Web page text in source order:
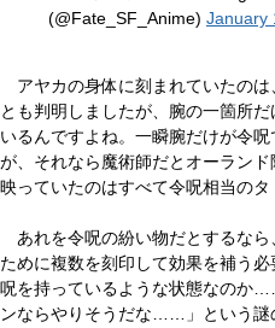
(@Fate_SF_Anime) January
アヤカの身体に刻まれていたのは
とも判明しましたが、腕の一箇所
いるんですよね。一瞬腕だけが令
が、それなら魔術師だとオーラン
映っていたのはすべて令呪相当のタ
あれを令呪の紛い物だとするなら
ために複数を刻印して効果を補う
呪を持っているような状態なのか
ンならやりそうだな……」という謎